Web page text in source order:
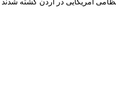
زاگرس – نیویورک – فرماندهی ارتش تروریستی آمریکا در منطقه(سنتکام) اعلام کرد که در پی پاسخ ایران به حملات تجاوزکارانه